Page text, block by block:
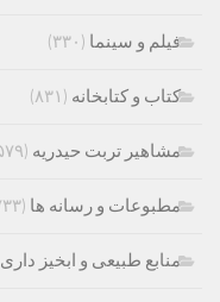
فیلم و سینما (۳۳۰)
کتاب و کتابخانه (۸۳۱)
مشاهیر تربت حیدریه (۵۷۹)
مطبوعات و رسانه ها (۶,۷۳۳)
منابع طبیعی و ابخیز داری